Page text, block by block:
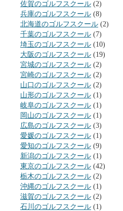
佐賀のゴルフスクール (2)
兵庫のゴルフスクール (8)
北海道のゴルフスクール (2)
千葉のゴルフスクール (7)
埼玉のゴルフスクール (10)
大阪のゴルフスクール (19)
宮城のゴルフスクール (2)
宮崎のゴルフスクール (2)
山口のゴルフスクール (2)
山形のゴルフスクール (1)
岐阜のゴルフスクール (1)
岡山のゴルフスクール (1)
広島のゴルフスクール (3)
愛媛のゴルフスクール (1)
愛知のゴルフスクール (9)
新潟のゴルフスクール (1)
東京のゴルフスクール (42)
栃木のゴルフスクール (2)
沖縄のゴルフスクール (1)
滋賀のゴルフスクール (2)
石川のゴルフスクール (1)